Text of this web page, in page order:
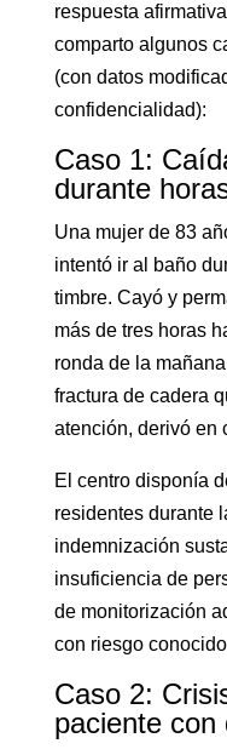
respuesta
comparto algunos
(con datos
confidencialidad):
Caso 1:
durante
Una mujer de 83
intentó ir al baño
timbre. Cayó y
más de tres horas
ronda de la
fractura de cadera
atención, derivó en
El centro disponía
residentes durante
indemnización
insuficiencia de
de monitorización
con riesgo
Caso 2:
paciente con